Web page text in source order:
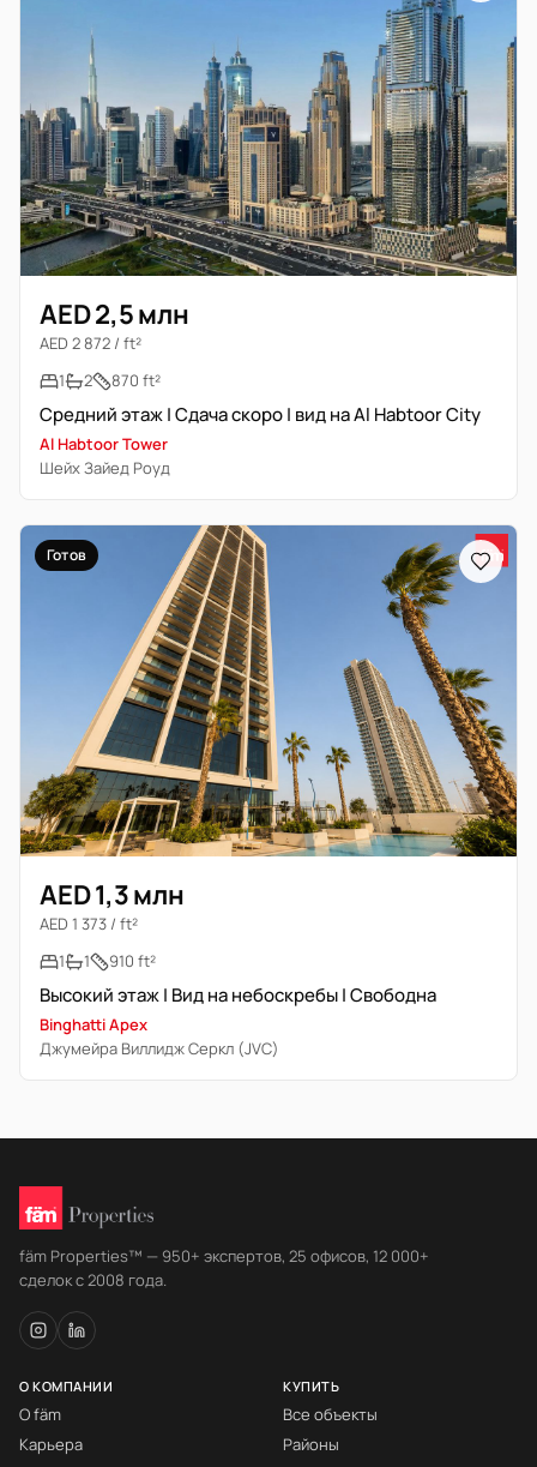
AED 2,5 млн
AED 2 872 / ft²
1
2 870 ft²
Средний этаж | Сдача скоро | вид на Al Habtoor City
Al Habtoor Tower
Шейх Зайед Роуд
Готов
AED 1,3 млн
AED 1 373 / ft²
1
1 910 ft²
Высокий этаж | Вид на небоскребы | Свободна
Binghatti Apex
Джумейра Виллидж Серкл (JVC)
fäm Properties™ — 950+ экспертов, 25 офисов, 12 000+
сделок с 2008 года.
О КОМПАНИИ
О fäm
Карьера
КУПИТЬ
Все объекты
Районы